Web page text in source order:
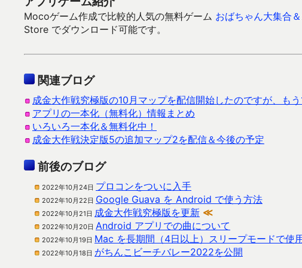
Mocoゲーム作成で比較的人気の無料ゲーム おばちゃん大集合
Store でダウンロード可能です。
関連ブログ
成金大作戦究極版の10月マップを配信開始したのですが、もう
アプリの一本化（無料化）情報まとめ
いろいろ一本化＆無料化中！
成金大作戦決定版5の追加マップ2を配信＆今後の予定
前後のブログ
2022年10月24日 プロコンをついに入手
2022年10月22日 Google Guava を Android で使う方法
2022年10月21日 成金大作戦究極版を更新 ≪
2022年10月20日 Android アプリでの曲について
2022年10月19日 Mac を長期間（4日以上）スリープモードで使
2022年10月18日 がちんこビーチバレー2022を公開